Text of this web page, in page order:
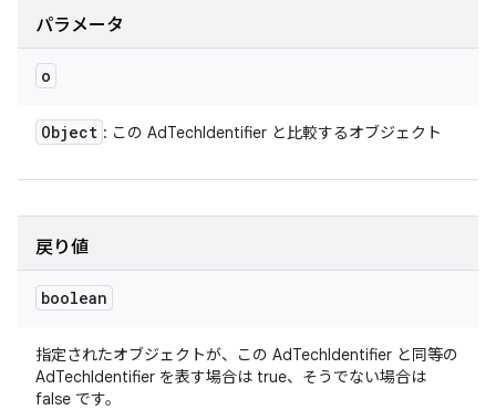
パラメータ
o
Object : この AdTechIdentifier と比較するオブジェクト
戻り値
boolean
指定されたオブジェクトが、この AdTechIdentifier と同等の
AdTechIdentifier を表す場合は true、そうでない場合は
false です。